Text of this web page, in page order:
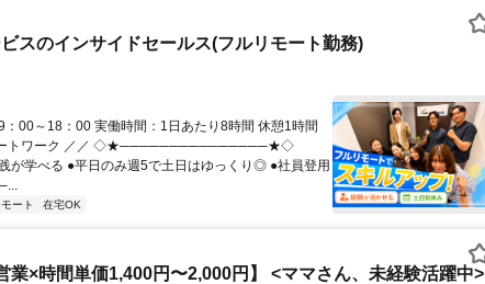
スのインサイドセールス(フルリモート勤務)
：00～18：00 実働時間：1日あたり8時間 休憩1時間
ートワーク ／／ ◇★───────────────★◇
が学べる ●平日のみ週5で土日はゆっくり◎ ●社員登用
ート 在宅OK
業×時間単価1,400円〜2,000円】 <ママさん、未経験活躍中>